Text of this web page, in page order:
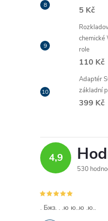
5 Kč
chemické
role
110 Kč
Adaptér
základní
399 Kč
4,9
530
. Бжз. . .ю ю..ю .ю..